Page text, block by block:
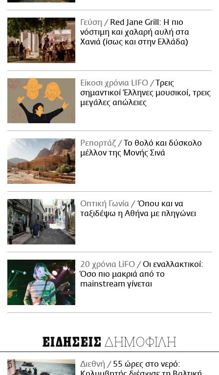
Γεύση
Red Jane Grill: Η πιο
νόστιμη και χαλαρή αυλή στα
Χανιά (ίσως και στην Ελλάδα)
Είκοσι χρόνια LIFO
Tρεις
σημαντικοί Έλληνες μουσικοί, τρεις
μεγάλες απώλειες
Ρεπορτάζ
Το θολό και δύσκολο
μέλλον της Μονής Σινά
Οπτική Γωνία
Όπου και να
ταξιδέψω η Αθήνα με πληγώνει
20 χρόνια LiFO
Οι εναλλακτικοί:
Όσο πιο μακριά από το
mainstream γίνεται
ΕΙΔΗΣΕΙΣ ΔΗΜΟΦΙΛΗ
Διεθνή
55 ώρες στο νερό: